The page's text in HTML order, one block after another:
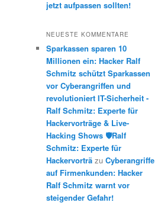
jetzt aufpassen sollten!
NEUESTE KOMMENTARE
Sparkassen sparen 10
Millionen ein: Hacker Ralf
Schmitz schützt Sparkassen
vor Cyberangriffen und
revolutioniert IT-Sicherheit -
Ralf Schmitz: Experte für
Hackervorträge & Live-
Hacking Shows 🛡️Ralf
Schmitz: Experte für
Hackervorträ zu Cyberangriffe
auf Firmenkunden: Hacker
Ralf Schmitz warnt vor
steigender Gefahr!